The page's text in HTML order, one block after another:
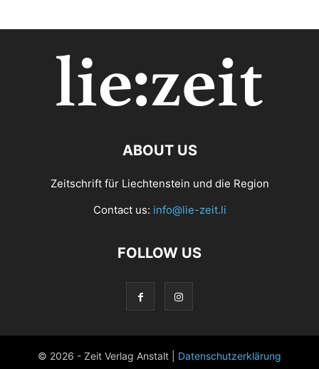
ABOUT US
Zeitschrift für Liechtenstein und die Region
Contact us: info@lie-zeit.li
FOLLOW US
© 2026 - Zeit Verlag Anstalt | Datenschutzerklärung